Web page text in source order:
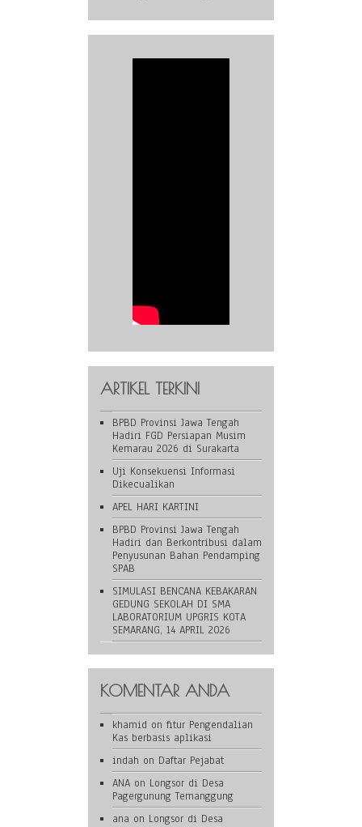
ARTIKEL TERKINI
BPBD Provinsi Jawa Tengah
Hadiri FGD Persiapan Musim
Kemarau 2026 di Surakarta
Uji Konsekuensi Informasi
Dikecualikan
APEL HARI KARTINI
BPBD Provinsi Jawa Tengah
Hadiri dan Berkontribusi dalam
Penyusunan Bahan Pendamping
SPAB
SIMULASI BENCANA KEBAKARAN
GEDUNG SEKOLAH DI SMA
LABORATORIUM UPGRIS KOTA
SEMARANG, 14 APRIL 2026
KOMENTAR ANDA
khamid on fitur Pengendalian
Kas berbasis aplikasi
indah on Daftar Pejabat
ANA on Longsor di Desa
Pagergunung Temanggung
ana on Longsor di Desa